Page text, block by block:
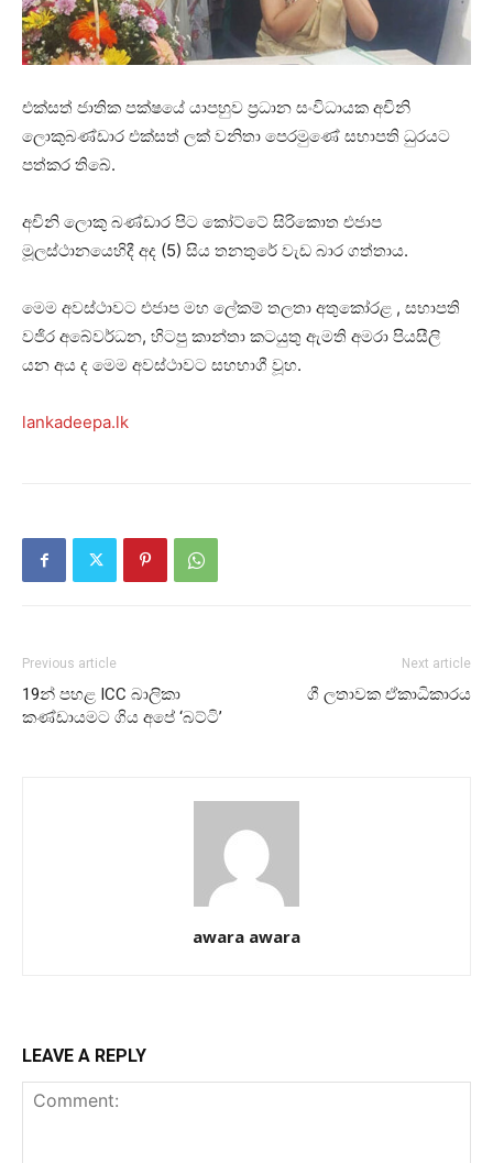
එක්සත් ජාතික පක්ෂයේ යාපහුව ප්‍රධාන සංවිධායක අචිනි
ලොකුබණ්ඩාර එක්සත් ලක් වනිතා පෙරමුණේ සභාපති ධුරයට
පත්කර තිබේ.
අචිනි ලොකු බණ්ඩාර පිට කෝට්ටේ සිරිකොත එජාප
මූලස්ථානයෙහිදී අද (5) සිය තනතුරේ වැඩ බාර ගත්තාය.
මෙම අවස්ථාවට එජාප මහ ලේකම් තලතා අතුකෝරළ , සභාපති
වජිර අබේවර්ධන, හිටපු කාන්තා කටයුතු ඇමති අමරා පියසීලි
යන අය ද මෙම අවස්ථාවට සහභාගී වූහ.
lankadeepa.lk
Previous article
19න් පහළ ICC බාලිකා
කණ්ඩායමට ගිය අපේ ‘බට්ටි’
Next article
ගී ලතාවක ඒකාධිකාරය
awara awara
LEAVE A REPLY